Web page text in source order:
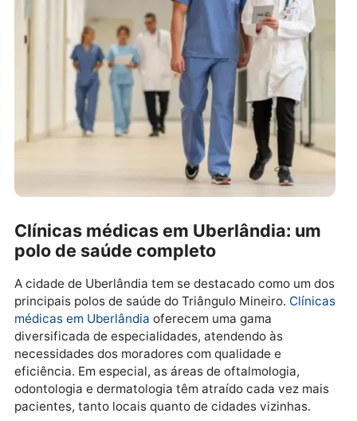
Clínicas médicas em Uberlândia: um
polo de saúde completo
A cidade de Uberlândia tem se destacado como um
principais polos de saúde do Triângulo Mineiro.
médicas em Uberlândiaoferecem uma gama